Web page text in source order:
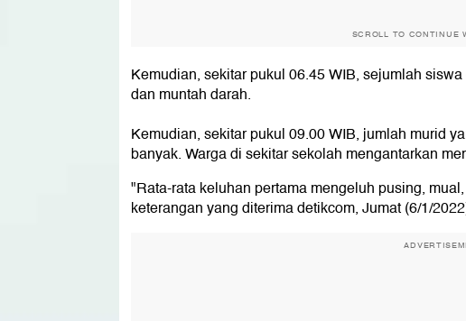
SCROLL TO CONTINUE
Kemudian, sekitar pukul 06.45 WIB, sejumlah
dan muntah darah.
Kemudian, sekitar pukul 09.00 WIB, jumlah murid
banyak. Warga di sekitar sekolah mengantarkan
"Rata-rata keluhan pertama mengeluh pusing,
keterangan yang diterima detikcom, Jumat (6/1/